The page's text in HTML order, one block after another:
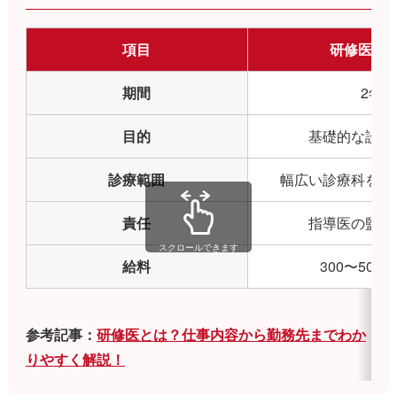
項目 研修医（
期間 2年間
目的 基礎的な診
診療範囲 幅広い診療科を
責任 指導医の監
給料 300〜500
参考記事： 研修医とは？仕事内容から勤務先までわか
りやすく解説！
スクロールできます